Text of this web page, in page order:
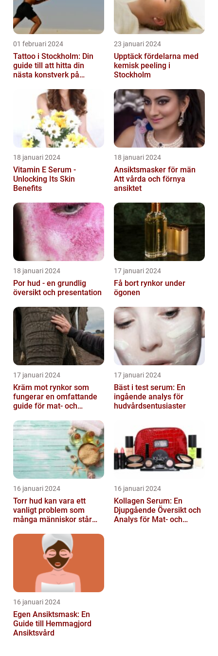
01 februari 2024
Tattoo i Stockholm: Din
guide till att hitta din
nästa konstverk på
23 januari 2024
Upptäck fördelarna med
kemisk peeling i
Stockholm
18 januari 2024
Vitamin E Serum -
Unlocking Its Skin
Benefits
18 januari 2024
Ansiktsmasker för män
Att vårda och förnya
ansiktet
18 januari 2024
Por hud - en grundlig
översikt och presentation
17 januari 2024
Få bort rynkor under
ögonen
17 januari 2024
Kräm mot rynkor som
fungerar en omfattande
guide för mat- och
17 januari 2024
Bäst i test serum: En
ingående analys för
hudvårdsentusiaster
16 januari 2024
Torr hud kan vara ett
vanligt problem som
många människor står
16 januari 2024
Kollagen Serum: En
Djupgående Översikt och
Analys för Mat- och
16 januari 2024
Egen Ansiktsmask: En
Guide till Hemmagjord
Ansiktsvård